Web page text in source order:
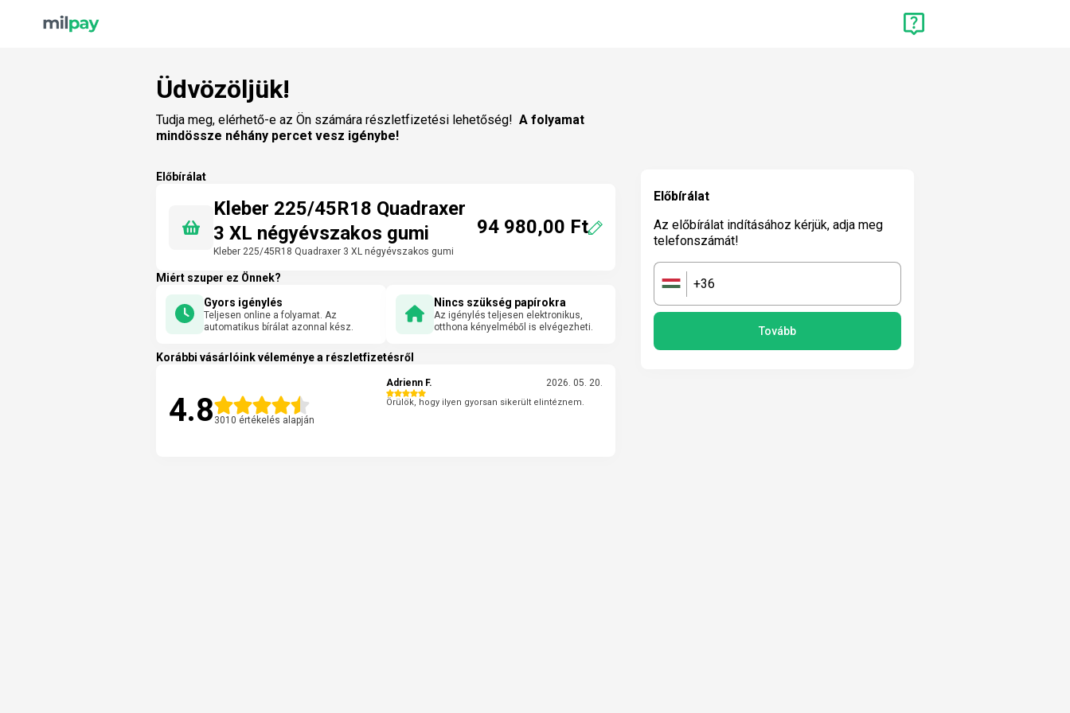
Üdvözöljük!
Tudja meg, elérhető-e az Ön számára részletfizetési lehetőség! A folyamat
mindössze néhány percet vesz igénybe!
Előbírálat
Kleber 225/45R18 Quadraxer
3 XL négyévszakos gumi
Kleber 225/45R18 Quadraxer 3 XL négyévszakos gumi
94 980,00 Ft
Miért szuper ez Önnek?
Gyors igénylés
Teljesen online a folyamat. Az
automatikus bírálat azonnal kész.
Nincs szükség papírokra
Az igénylés teljesen elektronikus,
otthona kényelméből is elvégezheti.
Korábbi vásárlóink véleménye a részletfizetésről
4.8 3010 értékelés alapján
Adrienn F. 2026. 05. 20.
Örülök, hogy ilyen gyorsan sikerült elintéznem.
Előbírálat
Az előbírálat indításához kérjük, adja meg
telefonszámát!
🇭🇺 +36
Tovább